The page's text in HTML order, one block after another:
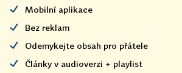
Mobilní aplikace
Bez reklam
Odemykejte obsah pro přátele
Články v audioverzi + playlist